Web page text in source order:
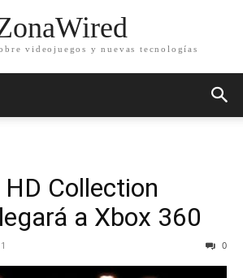
videojuegos y nuevas tecnologías
Collection
a Xbox 360
0